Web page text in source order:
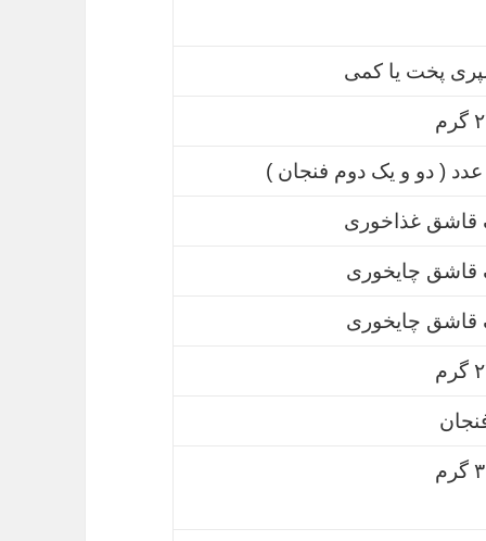
پخت یا کمی
عدد ( دو و یک دوم فنجان )
قاشق غذاخوری
قاشق چایخوری
قاشق چایخوری